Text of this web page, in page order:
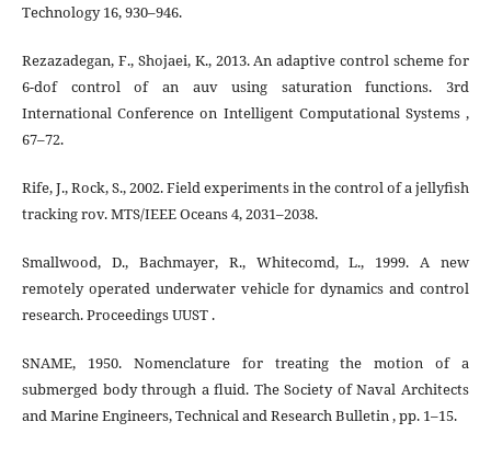
Technology 16, 930–946.
Rezazadegan, F., Shojaei, K., 2013. An adaptive control scheme for
6-dof control of an auv using saturation functions. 3rd
International Conference on Intelligent Computational Systems ,
67–72.
Rife, J., Rock, S., 2002. Field experiments in the control of a jellyﬁsh
tracking rov. MTS/IEEE Oceans 4, 2031–2038.
Smallwood, D., Bachmayer, R., Whitecomd, L., 1999. A new
remotely operated underwater vehicle for dynamics and control
research. Proceedings UUST .
SNAME, 1950. Nomenclature for treating the motion of a
submerged body through a ﬂuid. The Society of Naval Architects
and Marine Engineers, Technical and Research Bulletin , pp. 1–15.